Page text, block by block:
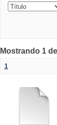
Mostrando 1
1